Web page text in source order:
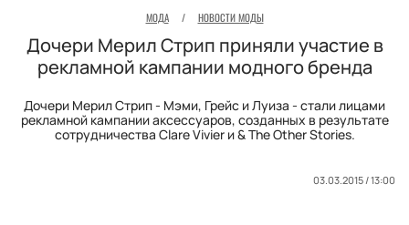
МОДА / НОВОСТИ МОДЫ
Дочери Мерил Стрип приняли участие в
рекламной кампании модного бренда
Дочери Мерил Стрип - Мэми, Грейс и Луиза - стали лицами
рекламной кампании аксессуаров, созданных в результате
сотрудничества Clare Vivier и & The Other Stories.
03.03.2015 / 13:00